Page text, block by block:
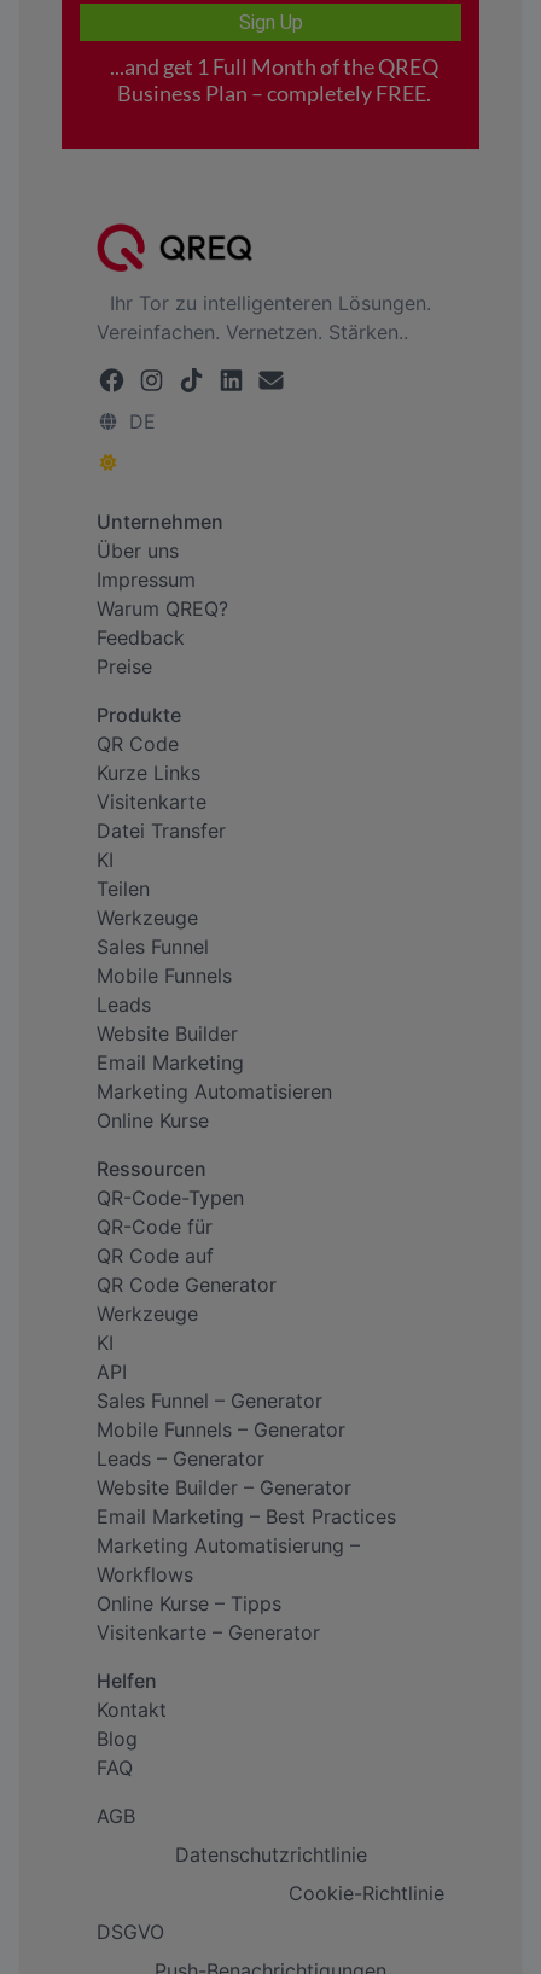
Ihr Tor zu intelligenteren Lösungen.
Vereinfachen. Vernetzen. Stärken..
DE
Unternehmen
Über uns
Impressum
Warum QREQ?
Feedback
Preise
Produkte
QR Code
Kurze Links
Visitenkarte
Datei Transfer
KI
Teilen
Werkzeuge
Sales Funnel
Mobile Funnels
Leads
Website Builder
Email Marketing
Marketing Automatisieren
Online Kurse
Ressourcen
QR-Code-Typen
QR-Code für
QR Code auf
QR Code Generator
Werkzeuge
KI
API
Sales Funnel – Generator
Mobile Funnels – Generator
Leads – Generator
Website Builder – Generator
Email Marketing – Best Practices
Marketing Automatisierung –
Workflows
Online Kurse – Tipps
Visitenkarte – Generator
Helfen
Kontakt
Blog
FAQ
AGB
Datenschutzrichtlinie
Cookie-Richtlinie
DSGVO